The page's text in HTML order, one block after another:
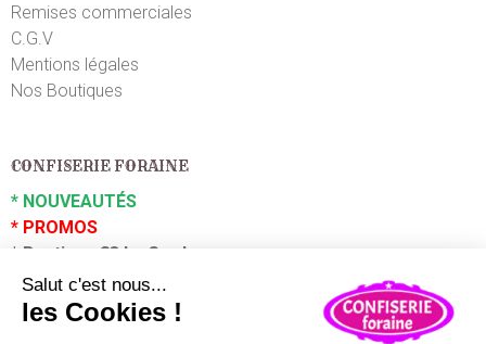
Remises commerciales
C.G.V
Mentions légales
Nos Boutiques
CONFISERIE FORAINE
* NOUVEAUTÉS
* PROMOS
* Boutique 83 La Garde
Boutique 83 Puget sur Argens
Partenaires :